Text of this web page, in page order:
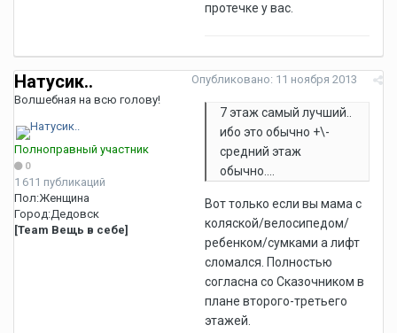
протечке у вас.
Натусик..
Волшебная на всю голову!
Полноправный участник
0
1 611 публикаций
Пол:Женщина
Город:Дедовск
[Team Вещь в себе]
Опубликовано: 11 ноября 2013
7 этаж самый лучший..
ибо это обычно +\-
средний этаж
обычно....
Вот только если вы мама с
коляской/велосипедом/
ребенком/сумками а лифт
сломался. Полностью
согласна со Сказочником в
плане второго-третьего
этажей.